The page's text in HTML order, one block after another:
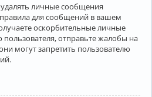
личные сообщения
для сообщений в вашем
оскорбительные личные
отправьте жалобы на
могут запретить пользователю